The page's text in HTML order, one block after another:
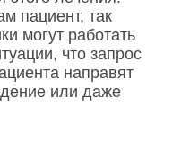
пациент, так
могут работать
что запрос
направят
или даже